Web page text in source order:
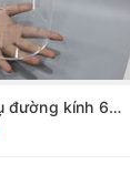
Tank hình trụ đường kính 6x6x12